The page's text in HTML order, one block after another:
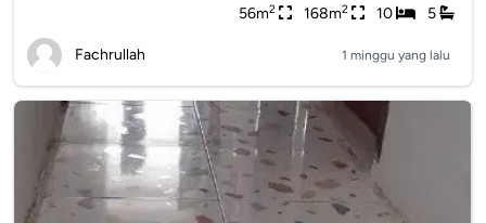
56m2 168m2 10 5
Fachrullah 1 minggu yang lalu